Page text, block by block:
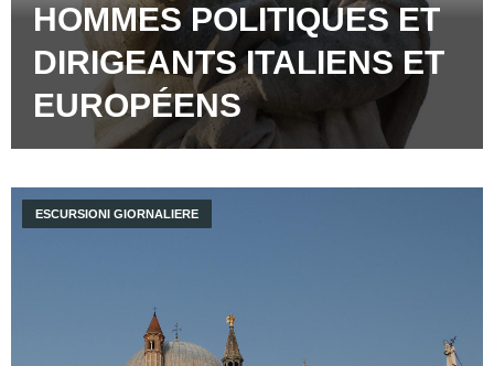
HOMMES POLITIQUES ET
DIRIGEANTS ITALIENS ET
EUROPÉENS
ESCURSIONI GIORNALIERE